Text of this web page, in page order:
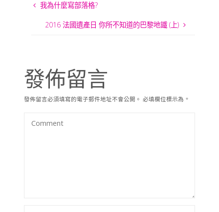
我為什麼寫部落格?
2016 法國遺產日 你所不知道的巴黎地鐵 (上)
發佈留言
發佈留言必須填寫的電子郵件地址不會公開。 必填欄位標示為 *